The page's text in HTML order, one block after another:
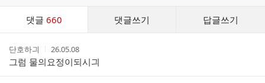
댓글 660 댓글쓰기 답글쓰기
스
작
성
자
단호하긔
작
성
시
간
26.05.08
그럼 물의요정이되시긔